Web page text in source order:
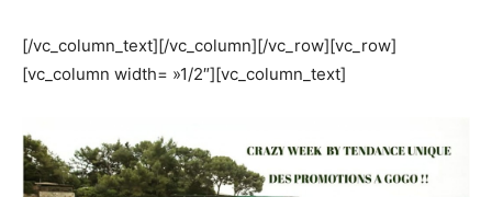
[/vc_column_text][/vc_column][/vc_row][vc_row]
[vc_column width= »1/2″][vc_column_text]